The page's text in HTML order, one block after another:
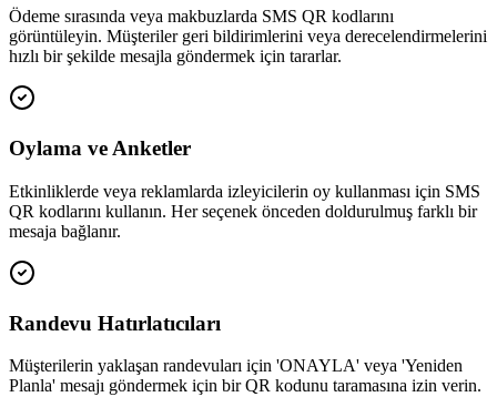
Ödeme sırasında veya makbuzlarda SMS QR kodlarını
görüntüleyin. Müşteriler geri bildirimlerini veya derecelendirmelerini
hızlı bir şekilde mesajla göndermek için tararlar.
Oylama ve Anketler
Etkinliklerde veya reklamlarda izleyicilerin oy kullanması için SMS
QR kodlarını kullanın. Her seçenek önceden doldurulmuş farklı bir
mesaja bağlanır.
Randevu Hatırlatıcıları
Müşterilerin yaklaşan randevuları için 'ONAYLA' veya 'Yeniden
Planla' mesajı göndermek için bir QR kodunu taramasına izin verin.